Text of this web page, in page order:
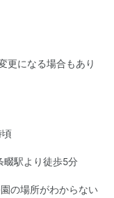
更になる場合もあり
頃
畷駅より徒歩5分
場所がわからない